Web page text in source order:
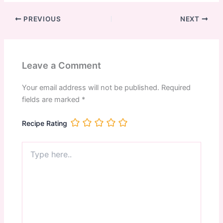
PREVIOUS NEXT
Leave a Comment
Your email address will not be published. Required
fields are marked *
Recipe Rating
here..